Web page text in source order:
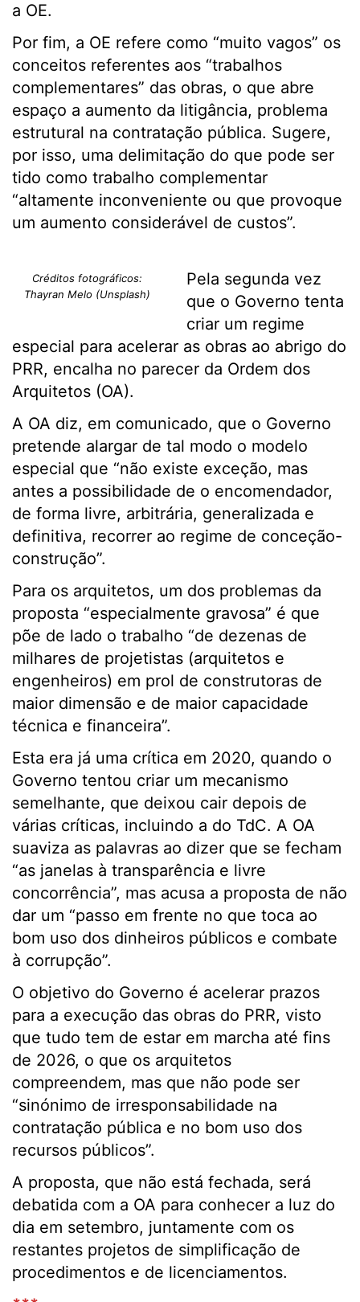
a OE.
Por fim, a OE refere como “muito vagos” os
conceitos referentes aos “trabalhos
complementares” das obras, o que abre
espaço a aumento da litigância, problema
estrutural na contratação pública. Sugere,
por isso, uma delimitação do que pode ser
tido como trabalho complementar
“altamente inconveniente ou que provoque
um aumento considerável de custos”.
Créditos fotográficos:
Thayran Melo (Unsplash)
Pela segunda vez
que o Governo tenta
criar um regime
especial para acelerar as obras ao abrigo do
PRR, encalha no parecer da Ordem dos
Arquitetos (OA).
A OA diz, em comunicado, que o Governo
pretende alargar de tal modo o modelo
especial que “não existe exceção, mas
antes a possibilidade de o encomendador,
de forma livre, arbitrária, generalizada e
definitiva, recorrer ao regime de conceção-
construção”.
Para os arquitetos, um dos problemas da
proposta “especialmente gravosa” é que
põe de lado o trabalho “de dezenas de
milhares de projetistas (arquitetos e
engenheiros) em prol de construtoras de
maior dimensão e de maior capacidade
técnica e financeira”.
Esta era já uma crítica em 2020, quando o
Governo tentou criar um mecanismo
semelhante, que deixou cair depois de
várias críticas, incluindo a do TdC. A OA
suaviza as palavras ao dizer que se fecham
“as janelas à transparência e livre
concorrência”, mas acusa a proposta de não
dar um “passo em frente no que toca ao
bom uso dos dinheiros públicos e combate
à corrupção”.
O objetivo do Governo é acelerar prazos
para a execução das obras do PRR, visto
que tudo tem de estar em marcha até fins
de 2026, o que os arquitetos
compreendem, mas que não pode ser
“sinónimo de irresponsabilidade na
contratação pública e no bom uso dos
recursos públicos”.
A proposta, que não está fechada, será
debatida com a OA para conhecer a luz do
dia em setembro, juntamente com os
restantes projetos de simplificação de
procedimentos e de licenciamentos.